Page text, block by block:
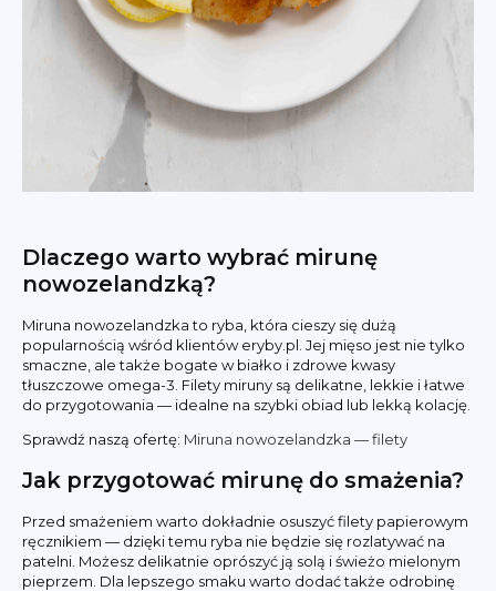
Dlaczego warto wybrać mirunę
nowozelandzką?
Miruna nowozelandzka to ryba, która cieszy się dużą
popularnością wśród klientów eryby.pl. Jej mięso jest nie tylko
smaczne, ale także bogate w białko i zdrowe kwasy
tłuszczowe omega-3. Filety miruny są delikatne, lekkie i łatwe
do przygotowania — idealne na szybki obiad lub lekką kolację.
Sprawdź naszą ofertę: Miruna nowozelandzka — filety
Jak przygotować mirunę do smażenia?
Przed smażeniem warto dokładnie osuszyć filety papierowym
ręcznikiem — dzięki temu ryba nie będzie się rozlatywać na
patelni. Możesz delikatnie oprószyć ją solą i świeżo mielonym
pieprzem. Dla lepszego smaku warto dodać także odrobinę